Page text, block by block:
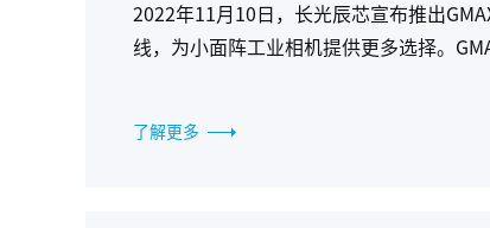
2022年11月10日，长光辰芯宣布推出
线，为小面阵工业相机提供更多选择。
了解更多